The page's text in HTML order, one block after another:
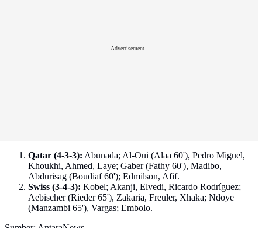
Advertisement
Qatar (4-3-3): Abunada; Al-Oui (Alaa 60'), Pedro Miguel,
Khoukhi, Ahmed, Laye; Gaber (Fathy 60'), Madibo,
Abdurisag (Boudiaf 60'); Edmilson, Afif.
Swiss (3-4-3): Kobel; Akanji, Elvedi, Ricardo Rodríguez;
Aebischer (Rieder 65'), Zakaria, Freuler, Xhaka; Ndoye
(Manzambi 65'), Vargas; Embolo.